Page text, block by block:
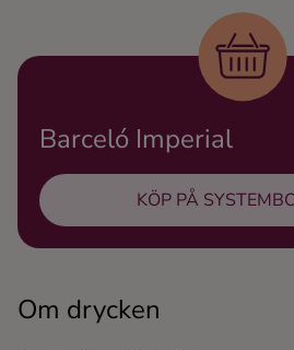
Om drycken
Barceló Imperial
KÖP PÅ